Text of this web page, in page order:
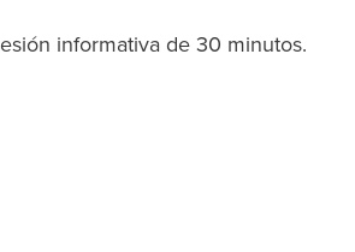
informativa de 30 minutos.